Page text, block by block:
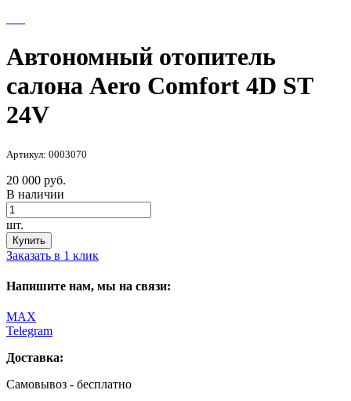
Автономный отопитель
салона Aero Comfort 4D ST
24V
Артикул: 0003070
20 000 руб.
В наличии
шт.
Купить
Заказать в 1 клик
Напишите нам, мы на связи:
MAX
Telegram
Доставка:
Самовывоз - бесплатно